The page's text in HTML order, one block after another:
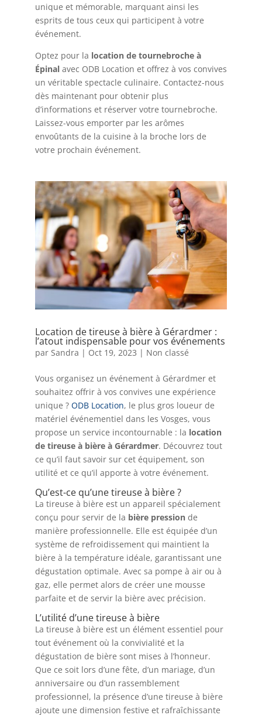
unique et mémorable, marquant ainsi les
esprits de tous ceux qui participent à votre
événement.
Optez pour la location de tournebroche à
Épinalavec ODB Location et offrez à vos convives
un véritable spectacle culinaire. Contactez-nous
dès maintenant pour obtenir plus
d’informations et réserver votre tournebroche.
Laissez-vous emporter par les arômes
envoûtants de la cuisine à la broche lors de
votre prochain événement.
Location de tireuse à bière à Gérardmer :
l’atout indispensable pour vos événements
par Sandra | Oct 19, 2023 | Non classé
Vous organisez un événement à Gérardmer et
souhaitez offrir à vos convives une expérience
unique ? ODB Location, le plus gros loueur de
matériel événementiel dans les Vosges, vous
propose un service incontournable : la location
de tireuse à bière à Gérardmer. Découvrez tout
ce qu’il faut savoir sur cet équipement, son
utilité et ce qu’il apporte à votre événement.
Qu’est-ce qu’une tireuse à bière ?
La tireuse à bière est un appareil spécialement
conçu pour servir de la bière pressionde
manière professionnelle. Elle est équipée d’un
système de refroidissement qui maintient la
bière à la température idéale, garantissant une
dégustation optimale. Avec sa pompe à air ou à
gaz, elle permet alors de créer une mousse
parfaite et de servir la bière avec précision.
L’utilité d’une tireuse à bière
La tireuse à bière est un élément essentiel pour
tout événement où la convivialité et la
dégustation de bière sont mises à l’honneur.
Que ce soit lors d’une fête, d’un mariage, d’un
anniversaire ou d’un rassemblement
professionnel, la présence d’une tireuse à bière
ajoute une dimension festive et rafraîchissante